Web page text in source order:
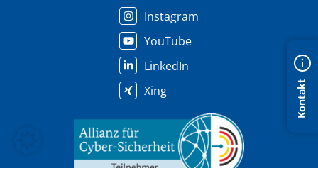
Kontakt
Instagram
YouTube
LinkedIn
Xing